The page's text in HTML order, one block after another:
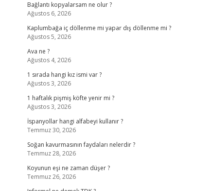
Bağlantı kopyalarsam ne olur ?
Ağustos 6, 2026
Kaplumbağa iç döllenme mi yapar dış döllenme mi ?
Ağustos 5, 2026
Ava ne ?
Ağustos 4, 2026
1 sırada hangi kız ismi var ?
Ağustos 3, 2026
1 haftalık pişmiş köfte yenir mi ?
Ağustos 3, 2026
İspanyollar hangi alfabeyi kullanır ?
Temmuz 30, 2026
Soğan kavurmasının faydaları nelerdir ?
Temmuz 28, 2026
Koyunun eşi ne zaman düşer ?
Temmuz 26, 2026